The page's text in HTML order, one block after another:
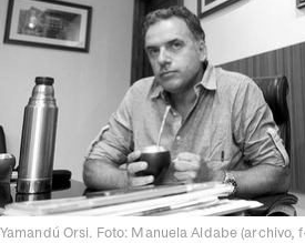
Yamandú Orsi. Foto: Manuela Aldabe (archivo,